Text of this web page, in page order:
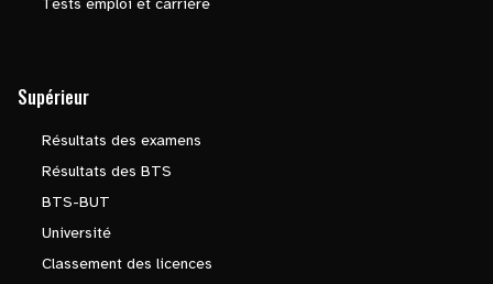
Tests emploi et carrière
Supérieur
Résultats des examens
Résultats des BTS
BTS-BUT
Université
Classement des licences